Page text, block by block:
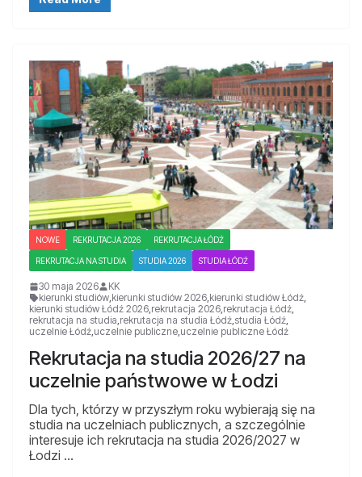
NOWE REKRUTACJA 2026 REKRUTACJA ŁÓDŹ
REKRUTACJA NA STUDIA STUDIA 2026 STUDIA ŁÓDŹ
30 maja 2026
KK
kierunki studiów,kierunki studiów 2026,kierunki studiów Łódź,
kierunki studiów Łódź 2026,rekrutacja 2026,rekrutacja Łódź,
rekrutacja na studia,rekrutacja na studia Łódź,studia Łódź,
uczelnie Łódź,uczelnie publiczne,uczelnie publiczne Łódź
Rekrutacja na studia 2026/27 na
uczelnie państwowe w Łodzi
Dla tych, którzy w przyszłym roku wybierają się na
studia na uczelniach publicznych, a szczególnie
interesuje ich rekrutacja na studia 2026/2027 w
Łodzi …